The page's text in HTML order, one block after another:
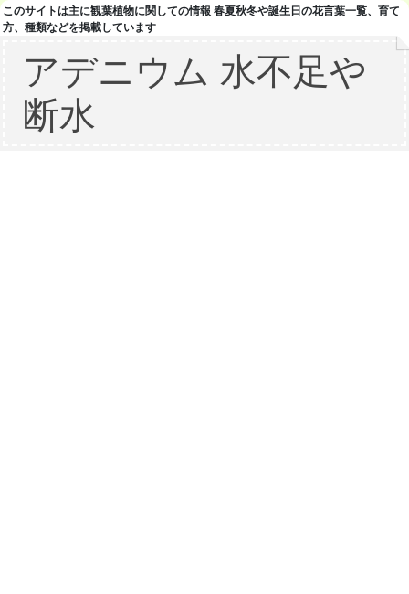
このサイトは主に観葉植物に関しての情報 春夏秋冬や誕生日の花言葉一覧、育て
方、種類などを掲載しています
アデニウム 水不足や
断水